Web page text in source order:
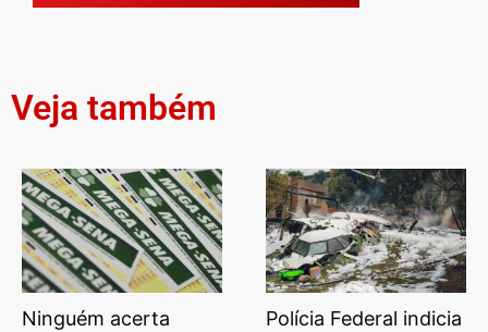
Veja também
Ninguém acerta
Polícia Federal indicia